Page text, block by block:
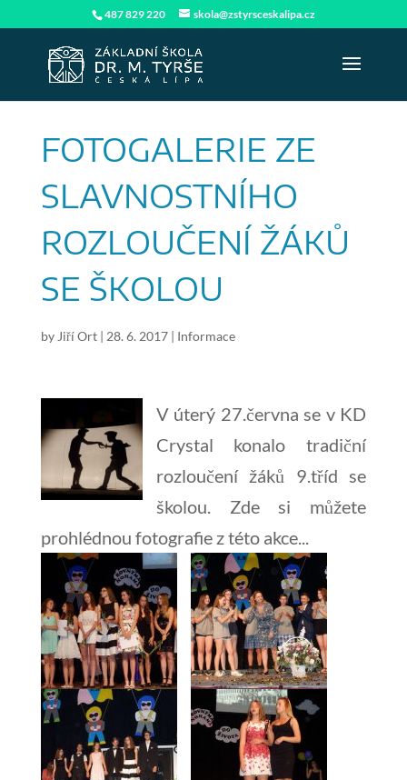
487 829 220 skola@zstyrsceskalipa.cz
FOTOGALERIE ZE
SLAVNOSTNÍHO
ROZLOUČENÍ ŽÁKŮ
SE ŠKOLOU
by Jiří Ort| 28. 6. 2017| Informace
V úterý 27.června se v KD
Crystal konalo tradiční
rozloučení žáků 9.tříd se
školou. Zde si můžete
prohlédnou fotografie z této akce...